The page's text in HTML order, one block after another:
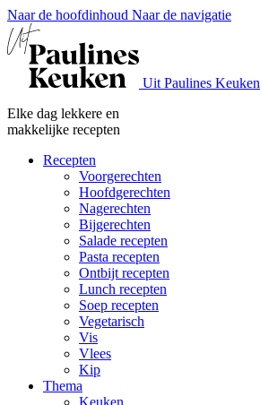
Naar de hoofdinhoud Naar de navigatie
Uit Paulines Keuken
Elke dag lekkere en
makkelijke recepten
Recepten
Voorgerechten
Hoofdgerechten
Nagerechten
Bijgerechten
Salade recepten
Pasta recepten
Ontbijt recepten
Lunch recepten
Soep recepten
Vegetarisch
Vis
Vlees
Kip
Thema
Keuken